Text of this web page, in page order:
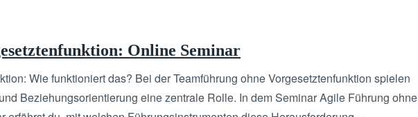
Online Seminar
Wie funktioniert das? Bei der Teamführung ohne Vorgesetztenfunktion spielen
Beziehungsorientierung eine zentrale Rolle. In dem Seminar Agile Führung ohne